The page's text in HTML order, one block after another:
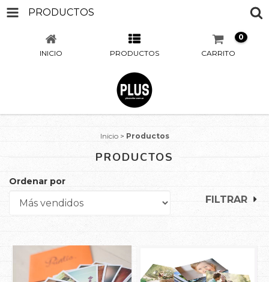
PRODUCTOS
INICIO PRODUCTOS CARRITO
0
Inicio > Productos
PRODUCTOS
Ordenar por
FILTRAR